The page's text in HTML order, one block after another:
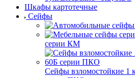
Шкафы картотечные
Сейфы
серии КМ
Сейфы взломостойкие 1